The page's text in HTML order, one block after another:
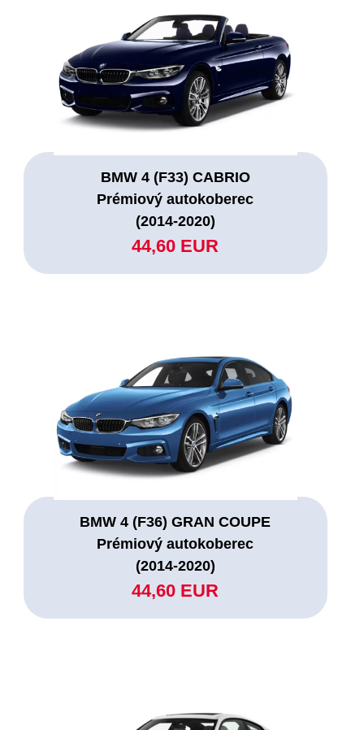
BMW 4 (F33) CABRIO
Prémiový autokoberec
(2014-2020)
44,60 EUR
BMW 4 (F36) GRAN COUPE
Prémiový autokoberec
(2014-2020)
44,60 EUR